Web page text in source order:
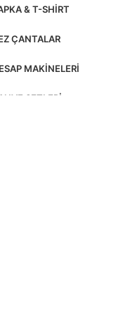
& T-SHIRT
ÇANTALAR
MAKINELERI
SETLERI